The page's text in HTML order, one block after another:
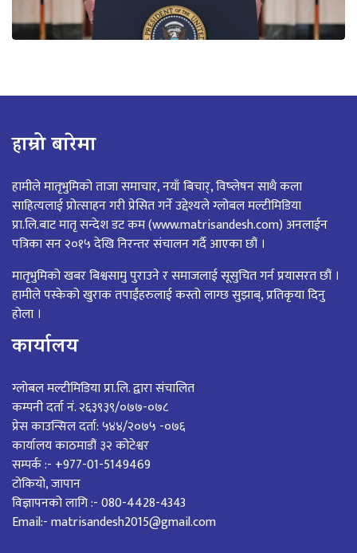
हाम्रो बारेमा
हामीले मातृभुमिको ताजा समाचार, नयाँ बिचार्, विष्लेषन साथै कला
साहित्यलाई प्रोत्साहन गरी प्रेसित गर्ने उद्देश्यले ग्लोबल मल्टीमिडिया
प्रा.लि.बाट मातृ सन्देश डट कम (www.matrisandesh.com) अनलाईन
पत्रिका सन २०१५ देखि निरन्तर संचालन गर्दै आएका छौं ।
मातृभुमिको खबर बिश्वसामु पुराउने र समाजलाई सूसुचित गर्न प्रयासरत छौं ।
हामीले पस्केको खुराक तपाईंहरुलाई कस्तो लाग्छ सुझाब्, प्रतिकृया दिनु
होला ।
कार्यालय
ग्लोबल मल्टीमिडिया प्रा.लि. द्वारा संचालित
कम्पनी दर्ता नं. २६३९३९/०७७-०७८
प्रेस काउन्सिल दर्ता: ५४४/२०७५ -०७६
कार्यालय काठमाडौं ३२ कोटेश्वर
सम्पर्क :- +977-01-5149469
टोकियो, जापान
विज्ञापनको लागि :- 080-4428-4343
Email:- matrisandesh2015@gmail.com